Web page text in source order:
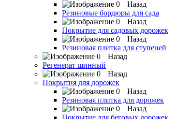
Назад
Резиновые бордюры для сада
Назад
Покрытие для садовых дорожек
Назад
Резиновая плитка для ступеней
Назад
Регенерат шинный
Назад
Покрытия для дорожек
Назад
Резиновая плитка для дорожек
Назад
Покрытие для беговых дорожек